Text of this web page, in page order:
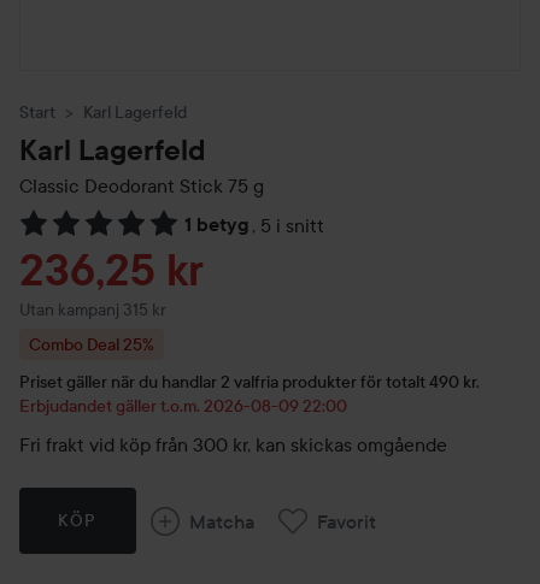
Start Karl Lagerfeld
Karl Lagerfeld
Classic Deodorant Stick 75 g
1 betyg , 5 i snitt
Hoppa till Betyg & kommentarer
Reapris
236,25 kr
Utan kampanj 315 kr
Combo Deal 25%
Priset gäller när du handlar 2 valfria produkter för totalt 490 kr.
Erbjudandet gäller t.o.m. 2026-08-09 22:00
Fri frakt vid köp från 300 kr, kan skickas omgående
KÖP Matcha Favorit